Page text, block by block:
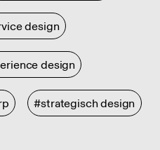
design
design
#strategisch design